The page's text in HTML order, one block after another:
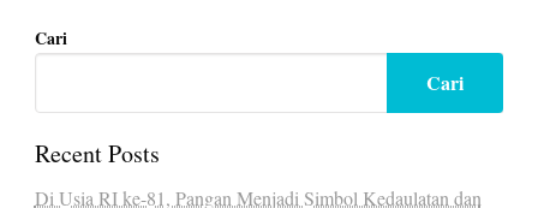
Cari
Cari
Recent Posts
Di Usia RI ke-81, Pangan Menjadi Simbol Kedaulatan dan